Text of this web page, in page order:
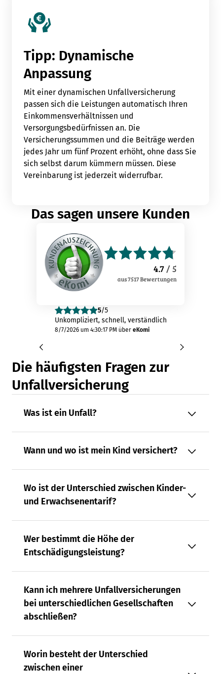
Tipp: Dynamische
Anpassung
Mit einer dynamischen Unfallversicherung
passen sich die Leistungen automatisch Ihren
Einkommensverhältnissen und
Versorgungsbedürfnissen an. Die
Versicherungssummen und die Beiträge werden
jedes Jahr um fünf Prozent erhöht, ohne dass Sie
sich selbst darum kümmern müssen. Diese
Vereinbarung ist jederzeit widerrufbar.
Das sagen unsere Kunden
4.7 / 5
aus7517Bewertungen
5/5
Unkompliziert, schnell, verständlich
8/7/2026 um 4:30:17 PMüber eKomi
Die häufigsten Fragen zur
Unfallversicherung
Was ist ein Unfall?
Wann und wo ist mein Kind versichert?
Wo ist der Unterschied zwischen Kinder-
und Erwachsenentarif?
Wer bestimmt die Höhe der
Entschädigungsleistung?
Kann ich mehrere Unfallversicherungen
bei unterschiedlichen Gesellschaften
abschließen?
Worin besteht der Unterschied
zwischen einer